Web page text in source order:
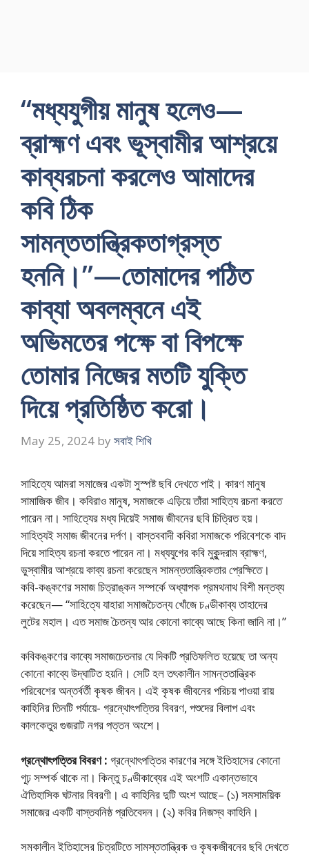
“মধ্যযুগীয় মানুষ হলেও—
ব্রাহ্মণ এবং ভূস্বামীর আশ্রয়ে
কাব্যরচনা করলেও আমাদের
কবি ঠিক
সামন্ততান্ত্রিকতাগ্রস্ত
হননি।”—তোমাদের পঠিত
কাব্যা অবলম্বনে এই
অভিমতের পক্ষে বা বিপক্ষে
তোমার নিজের মতটি যুক্তি
দিয়ে প্রতিষ্ঠিত করো।
May 25, 2024 by সবাই শিখি
সাহিত্যে আমরা সমাজের একটা সুস্পষ্ট ছবি দেখতে পাই। কারণ মানুষ
সামাজিক জীব। কবিরাও মানুষ, সমাজকে এড়িয়ে তাঁরা সাহিত্য রচনা করতে
পারেন না। সাহিত্যের মধ্য দিয়েই সমাজ জীবনের ছবি চিত্রিত হয়।
সাহিত্যই সমাজ জীবনের দর্পণ। বাস্তববাদী কবিরা সমাজকে পরিবেশকে বাদ
দিয়ে সাহিত্য রচনা করতে পারেন না। মধ্যযুগের কবি মুকুন্দরাম ব্রাহ্মণ,
ভুস্বামীর আশ্রয়ে কাব্য রচনা করেছেন সামন্ততান্ত্রিকতার প্রেক্ষিতে।
কবি-কঙ্কণের সমাজ চিত্রাঙ্কন সম্পর্কে অধ্যাপক প্রমথনাথ বিশী মন্তব্য
করেছেন— “সাহিত্যে যাহারা সমাজচৈতন্য খোঁজে চণ্ডীকাব্য তাহাদের
লুটের মহাল। এত সমাজ চৈতন্য আর কোনো কাব্যে আছে কিনা জানি না।”
কবিকঙ্কণের কাব্যে সমাজচেতনার যে দিকটি প্রতিফলিত হয়েছে তা অন্য
কোনো কাব্যে উদ্‌ঘাটিত হয়নি। সেটি হল তৎকালীন সামন্ততান্ত্রিক
পরিবেশের অন্তর্বর্তী কৃষক জীবন। এই কৃষক জীবনের পরিচয় পাওয়া রায়
কাহিনির তিনটি পর্যায়ে- গ্রন্থোৎপত্তির বিবরণ, পশুদের বিলাপ এবং
কালকেতুর গুজরাট নগর পত্তন অংশে।
গ্রন্থোৎপত্তির বিবরণ : গ্রন্থোৎপত্তির কারণের সঙ্গে ইতিহাসের কোনো
গূঢ় সম্পর্ক থাকে না। কিন্তু চণ্ডীকাব্যের এই অংশটি একান্তভাবে
ঐতিহাসিক ঘটনার বিবরণী। এ কাহিনির দুটি অংশ আছে– (১) সমসাময়িক
সমাজের একটি বাস্তবনিষ্ঠ প্রতিবেদন। (২) কবির নিজস্ব কাহিনি।
সমকালীন ইতিহাসের চিত্রটিতে সামস্ততান্ত্রিক ও কৃষকজীবনের ছবি দেখতে